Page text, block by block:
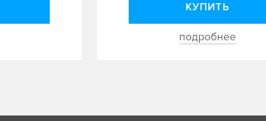
КУПИТЬ
подробнее